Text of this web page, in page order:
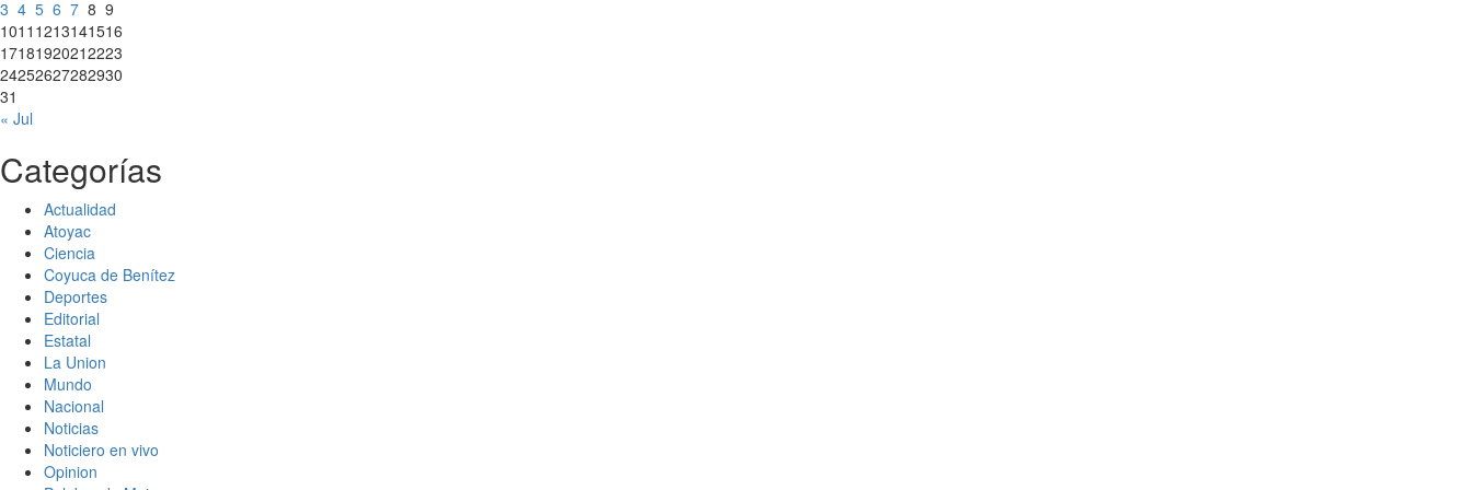
3 4 5 6 7 8 9
1011 1213141516
17181920212223
24252627282930
31
« Jul
Categorías
Actualidad
Atoyac
Ciencia
Coyuca de Benítez
Deportes
Editorial
Estatal
La Union
Mundo
Nacional
Noticias
Noticiero en vivo
Opinion